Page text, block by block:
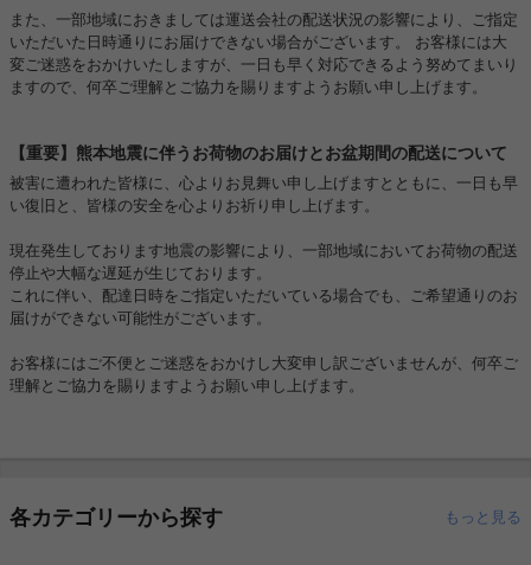
また、一部地域におきましては運送会社の配送状況の影響により、ご指定
いただいた日時通りにお届けできない場合がございます。 お客様には大
変ご迷惑をおかけいたしますが、一日も早く対応できるよう努めてまいり
ますので、何卒ご理解とご協力を賜りますようお願い申し上げます。
【重要】熊本地震に伴うお荷物のお届けとお盆期間の配送について
被害に遭われた皆様に、心よりお見舞い申し上げますとともに、一日も早
い復旧と、皆様の安全を心よりお祈り申し上げます。
現在発生しております地震の影響により、一部地域においてお荷物の配送
停止や大幅な遅延が生じております。
これに伴い、配達日時をご指定いただいている場合でも、ご希望通りのお
届けができない可能性がございます。
お客様にはご不便とご迷惑をおかけし大変申し訳ございませんが、何卒ご
理解とご協力を賜りますようお願い申し上げます。
各カテゴリーから探す もっと見る